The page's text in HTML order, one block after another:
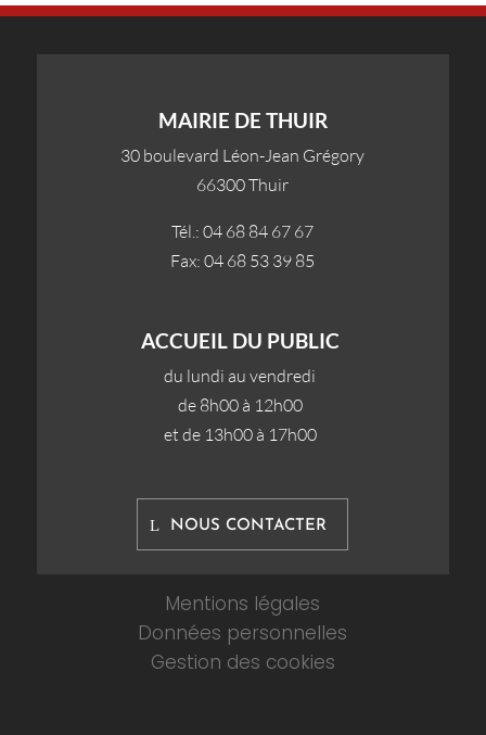
MAIRIE DE THUIR
30 boulevard Léon-Jean Grégory
66300 Thuir
Tél.: 04 68 84 67 67
Fax: 04 68 53 39 85
ACCUEIL DU PUBLIC
du lundi au vendredi
de 8h00 à 12h00
et de 13h00 à 17h00
NOUS CONTACTER
Mentions légales
Données personnelles
Gestion des cookies